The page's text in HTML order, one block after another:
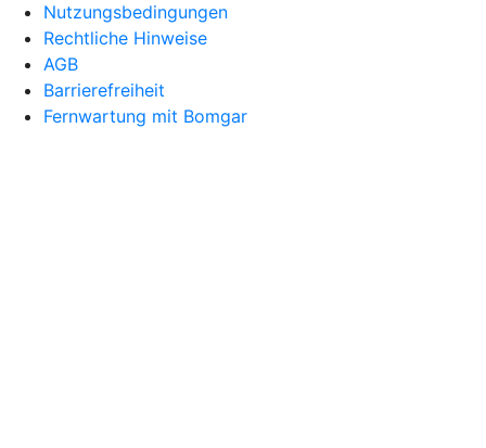
Nutzungsbedingungen
Rechtliche Hinweise
AGB
Barrierefreiheit
Fernwartung mit Bomgar